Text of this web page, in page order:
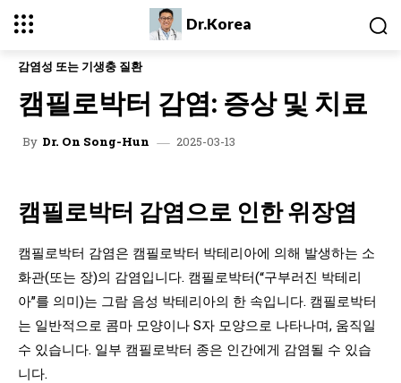
Dr.Korea
감염성 또는 기생충 질환
캠필로박터 감염: 증상 및 치료
By Dr. On Song-Hun 2025-03-13
캠필로박터 감염으로 인한 위장염
캠필로박터 감염은 캠필로박터 박테리아에 의해 발생하는 소
화관(또는 장)의 감염입니다. 캠필로박터(“구부러진 박테리
아”를 의미)는 그람 음성 박테리아의 한 속입니다. 캠필로박터
는 일반적으로 콤마 모양이나 S자 모양으로 나타나며, 움직일
수 있습니다. 일부 캠필로박터 종은 인간에게 감염될 수 있습
니다.